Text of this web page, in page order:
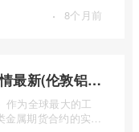
· 8个月前
伦敦铅期货实时行情最新(伦敦铝锡期货实时行情)
作为全球最大的工
属期货合约的实时